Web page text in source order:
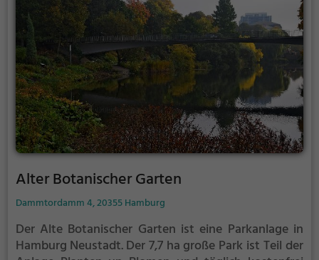
Alter Botanischer Garten
Dammtordamm 4, 20355 Hamburg
Der Alte Botanischer Garten ist eine Parkanlage in
Hamburg Neustadt.Der 7,7 ha große Park ist Teil der